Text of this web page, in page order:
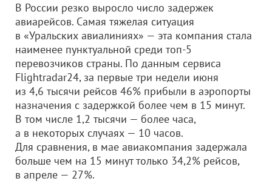
В России резко выросло число задержек
авиарейсов. Самая тяжелая ситуация
в «Уральских авиалиниях» — эта компания стала
наименее пунктуальной среди топ-5
перевозчиков страны. По данным сервиса
Flightradar24, за первые три недели июня
из 4,6 тысячи рейсов 46% прибыли в аэропорты
назначения с задержкой более чем в 15 минут.
В том числе 1,2 тысячи — более часа,
а в некоторых случаях — 10 часов.
Для сравнения, в мае авиакомпания задержала
больше чем на 15 минут только 34,2% рейсов,
в апреле — 27%.